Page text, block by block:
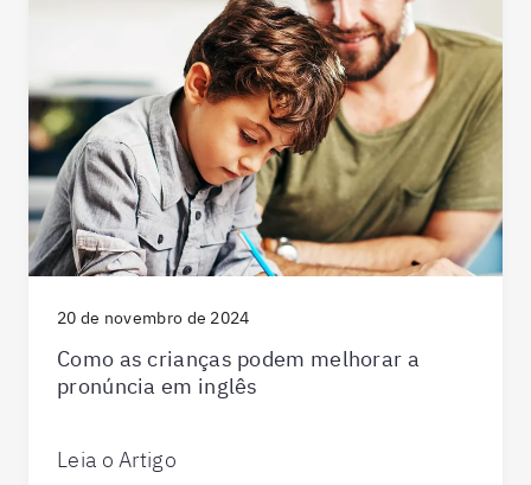
20 de novembro de 2024
Como as crianças podem melhorar a
pronúncia em inglês
Leia o Artigo